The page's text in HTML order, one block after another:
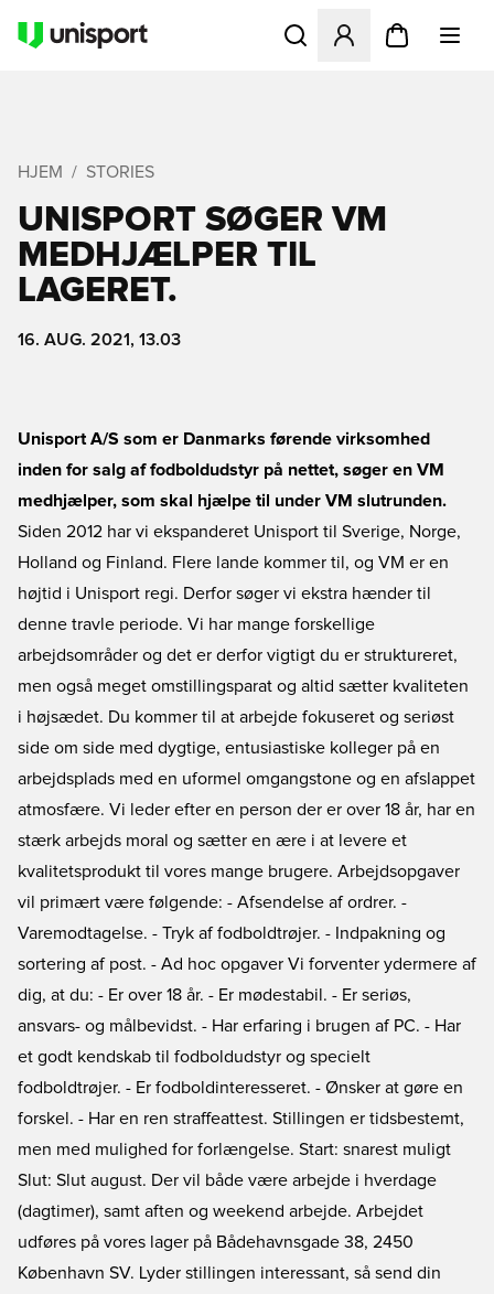
Åbner en Modal til at
HJEM STORIES
UNISPORT SØGER VM
MEDHJÆLPER TIL
LAGERET.
16. AUG. 2021, 13.03
Unisport A/S som er Danmarks førende virksomhed
inden for salg af fodboldudstyr på nettet, søger en VM
medhjælper, som skal hjælpe til under VM slutrunden.
Siden 2012 har vi ekspanderet Unisport til Sverige, Norge,
Holland og Finland. Flere lande kommer til, og VM er en
højtid i Unisport regi. Derfor søger vi ekstra hænder til
denne travle periode. Vi har mange forskellige
arbejdsområder og det er derfor vigtigt du er struktureret,
men også meget omstillingsparat og altid sætter kvaliteten
i højsædet. Du kommer til at arbejde fokuseret og seriøst
side om side med dygtige, entusiastiske kolleger på en
arbejdsplads med en uformel omgangstone og en afslappet
atmosfære. Vi leder efter en person der er over 18 år, har en
stærk arbejds moral og sætter en ære i at levere et
kvalitetsprodukt til vores mange brugere. Arbejdsopgaver
vil primært være følgende: - Afsendelse af ordrer. -
Varemodtagelse. - Tryk af fodboldtrøjer. - Indpakning og
sortering af post. - Ad hoc opgaver Vi forventer ydermere af
dig, at du: - Er over 18 år. - Er mødestabil. - Er seriøs,
ansvars- og målbevidst. - Har erfaring i brugen af PC. - Har
et godt kendskab til fodboldudstyr og specielt
fodboldtrøjer. - Er fodboldinteresseret. - Ønsker at gøre en
forskel. - Har en ren straffeattest. Stillingen er tidsbestemt,
men med mulighed for forlængelse. Start: snarest muligt
Slut: Slut august. Der vil både være arbejde i hverdage
(dagtimer), samt aften og weekend arbejde. Arbejdet
udføres på vores lager på Bådehavnsgade 38, 2450
København SV. Lyder stillingen interessant, så send din